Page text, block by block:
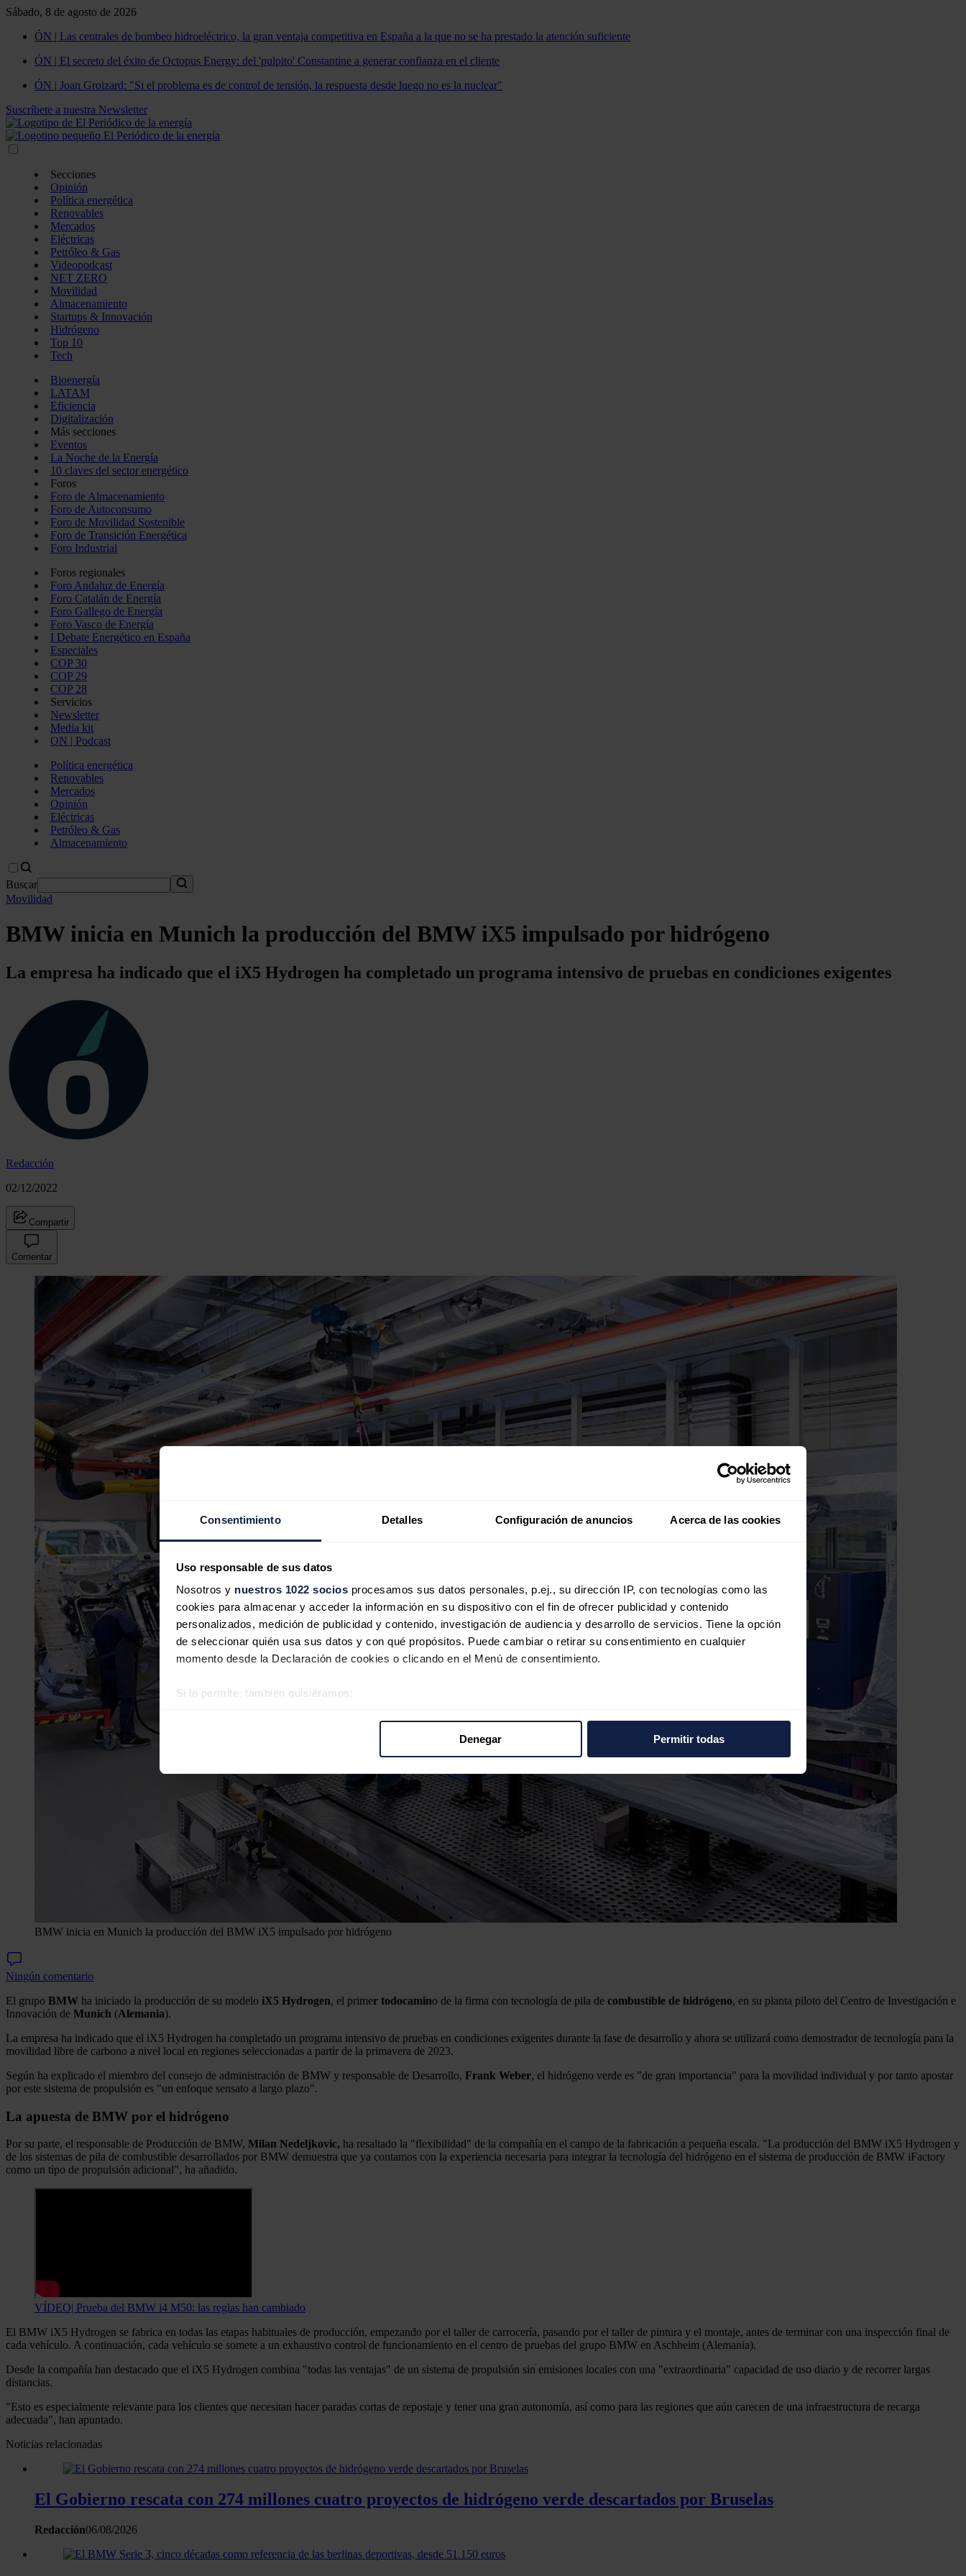
Consentimiento Detalles Configuración de anuncios Acerca de las cookies
Uso responsable de sus datos
Nosotros y nuestros 1022 socios procesamos sus datos personales, p.ej., su dirección IP, con tecnologías como las
cookies para almacenar y acceder la información en su dispositivo con el fin de ofrecer publicidad y contenido
personalizados, medición de publicidad y contenido, investigación de audiencia y desarrollo de servicios. Tiene la opción
de seleccionar quién usa sus datos y con qué propósitos. Puede cambiar o retirar su consentimiento en cualquier
momento desde la Declaración de cookies o clicando en el Menú de consentimiento.
Si lo permite, también quisiéramos:
Las cookies de este sitio web se usan para personalizar el contenido y los anuncios, ofrecer funciones de redes sociales
y analizar el tráfico. Además, compartimos información sobre el uso que haga del sitio web con nuestros partners de
redes sociales, publicidad y análisis web, quienes pueden combinarla con otra información que les haya proporcionado o
que hayan recopilado a partir del uso que haya hecho de sus servicios.
Denegar Permitir todas
Sábado, 8 de agosto de 2026
ÓN | Las centrales de bombeo hidroeléctrico, la gran ventaja competitiva en España a la que no se ha prestado la atención suficiente
ÓN | El secreto del éxito de Octopus Energy: del 'pulpito' Constantine a generar confianza en el cliente
ÓN | Joan Groizard: "Si el problema es de control de tensión, la respuesta desde luego no es la nuclear"
Suscríbete a nuestra Newsletter
Secciones
Opinión
Política energética
Renovables
Mercados
Eléctricas
Petróleo & Gas
Videopodcast
NET ZERO
Movilidad
Almacenamiento
Startups & Innovación
Hidrógeno
Top 10
Tech
Bioenergía
LATAM
Eficiencia
Digitalización
Más secciones
Eventos
La Noche de la Energía
10 claves del sector energético
Foros
Foro de Almacenamiento
Foro de Autoconsumo
Foro de Movilidad Sostenible
Foro de Transición Energética
Foro Industrial
Foros regionales
Foro Andaluz de Energía
Foro Catalán de Energía
Foro Gallego de Energía
Foro Vasco de Energía
I Debate Energético en España
Especiales
COP 30
COP 29
COP 28
Servicios
Newsletter
Media kit
ON | Podcast
Política energética
Renovables
Mercados
Opinión
Eléctricas
Petróleo & Gas
Almacenamiento
Buscar
Movilidad
BMW inicia en Munich la producción del BMW iX5 impulsado por hidrógeno
La empresa ha indicado que el iX5 Hydrogen ha completado un programa intensivo de pruebas en condiciones exigentes
Redacción
02/12/2022
Compartir
Comentar
BMW inicia en Munich la producción del BMW iX5 impulsado por hidrógeno
Ningún comentario
El grupo BMW ha iniciado la producción de su modelo iX5 Hydrogen, el primer todocamino de la firma con tecnología de pila de combustible de hidrógeno, en su planta piloto del Centro de Investigación e
Innovación de Munich (Alemania).
La empresa ha indicado que el iX5 Hydrogen ha completado un programa intensivo de pruebas en condiciones exigentes durante la fase de desarrollo y ahora se utilizará como demostrador de tecnología para la
movilidad libre de carbono a nivel local en regiones seleccionadas a partir de la primavera de 2023.
Según ha explicado el miembro del consejo de administración de BMW y responsable de Desarrollo, Frank Weber, el hidrógeno verde es "de gran importancia" para la movilidad individual y por tanto apostar
por este sistema de propulsión es "un enfoque sensato a largo plazo".
La apuesta de BMW por el hidrógeno
Por su parte, el responsable de Producción de BMW, Milan Nedeljkovic, ha resaltado la "flexibilidad" de la compañía en el campo de la fabricación a pequeña escala. "La producción del BMW iX5 Hydrogen y
de los sistemas de pila de combustible desarrollados por BMW demuestra que ya contamos con la experiencia necesaria para integrar la tecnología del hidrógeno en el sistema de producción de BMW iFactory
como un tipo de propulsión adicional", ha añadido.
VÍDEO| Prueba del BMW i4 M50: las reglas han cambiado
El BMW iX5 Hydrogen se fabrica en todas las etapas habituales de producción, empezando por el taller de carrocería, pasando por el taller de pintura y el montaje, antes de terminar con una inspección final de
cada vehículo. A continuación, cada vehículo se somete a un exhaustivo control de funcionamiento en el centro de pruebas del grupo BMW en Aschheim (Alemania).
Desde la compañía han destacado que el iX5 Hydrogen combina "todas las ventajas" de un sistema de propulsión sin emisiones locales con una "extraordinaria" capacidad de uso diario y de recorrer largas
distancias.
"Esto es especialmente relevante para los clientes que necesitan hacer paradas cortas de repostaje y tener una gran autonomía, así como para las regiones que aún carecen de una infraestructura de recarga
adecuada", han apuntado.
Noticias relacionadas
El Gobierno rescata con 274 millones cuatro proyectos de hidrógeno verde descartados por Bruselas
Redacción06/08/2026